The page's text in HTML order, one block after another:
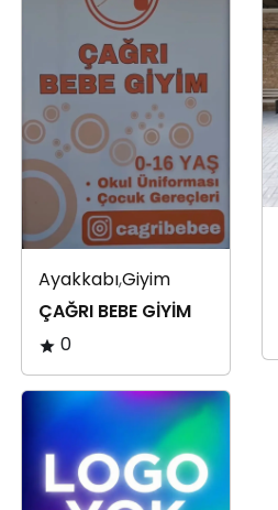
Ayakkabı,Giyim
ÇAĞRI BEBE GİYİM
0